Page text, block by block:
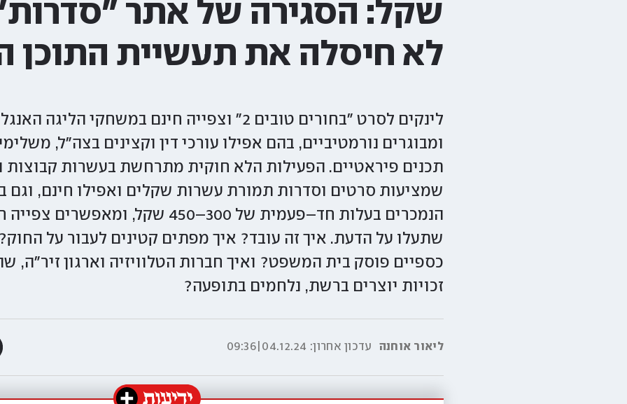
שקל: הסגירה של אתר
לא חיסלה את תעשיית התוכן
ומבוגרים נורמטיביים, בהם אפילו עורכי דין וקצינים בצה"ל,
תכנים פיראטיים. הפעילות הלא חוקית מתרחשת בעשרות קבוצות
שמציעות סרטים וסדרות תמורת עשרות שקלים ואפילו חינם, וגם
הנמכרים בעלות חד–פעמית של 300–450 שקל,
שתעלו על הדעת. איך זה עובד? איך מפתים קטינים לעבור על החוק?
כספיים פוסק בית המשפט? ואיך חברות הטלוויזיה וארגון זיר"ה,
זכויות יוצרים ברשת, נלחמים בתופעה?
ליאור אוחנה עדכון אחרון: 04.12.24|09:36